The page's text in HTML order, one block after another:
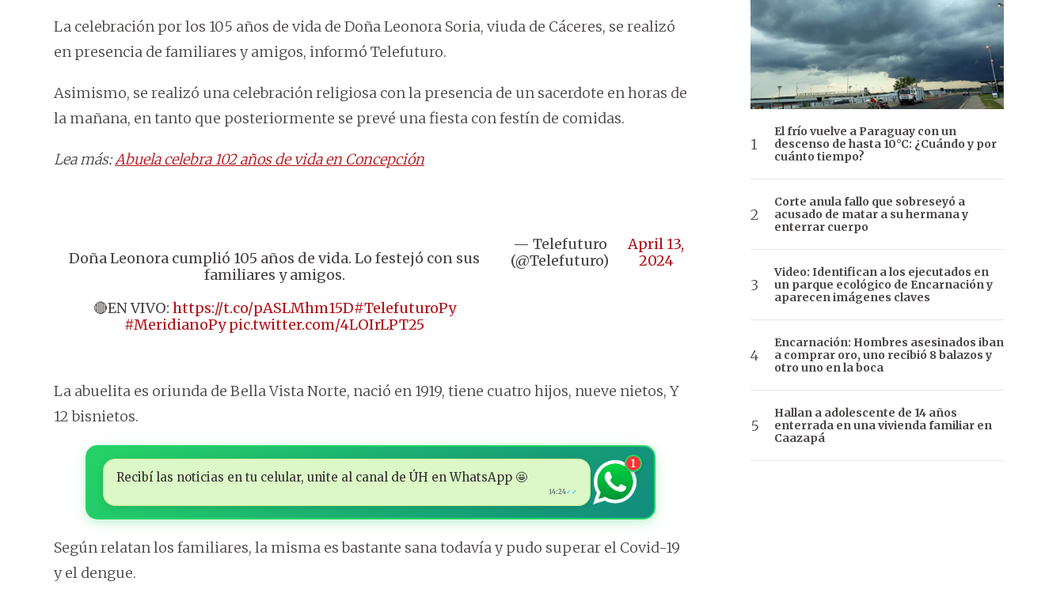
La celebración por los 105 años de vida de Doña Leonora Soria, viuda de Cáceres, se realizó
en presencia de familiares y amigos, informó Telefuturo.
Asimismo, se realizó una celebración religiosa con la presencia de un sacerdote en horas de
la mañana, en tanto que posteriormente se prevé una fiesta con festín de comidas.
Lea más:Abuela celebra 102 años de vida en Concepción
Doña Leonora cumplió 105 años de vida. Lo festejó con sus
familiares y amigos.
🔴EN VIVO: https://t.co/pASLMhm15D#TelefuturoPy
#MeridianoPy pic.twitter.com/4LOIrLPT25
— Telefuturo
(@Telefuturo)
April 13,
2024
La abuelita es oriunda de Bella Vista Norte, nació en 1919, tiene cuatro hijos, nueve nietos, Y
12 bisnietos.
Recibí las noticias en tu celular, unite al canal de ÚH en WhatsApp 🤩
14:24✓✓
1
Según relatan los familiares, la misma es bastante sana todavía y pudo superar el Covid-19
y el dengue.
El frío vuelve a Paraguay con un
descenso de hasta 10°C: ¿Cuándo y por
cuánto tiempo?
Corte anula fallo que sobreseyó a
acusado de matar a su hermana y
enterrar cuerpo
Video: Identifican a los ejecutados en
un parque ecológico de Encarnación y
aparecen imágenes claves
Encarnación: Hombres asesinados iban
a comprar oro, uno recibió 8 balazos y
otro uno en la boca
Hallan a adolescente de 14 años
enterrada en una vivienda familiar en
Caazapá